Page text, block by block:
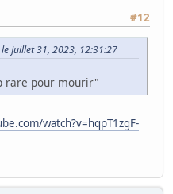
#12
Juillet 31, 2023, 12:31:27
rare pour mourir"
watch?v=hqpT1zgF-